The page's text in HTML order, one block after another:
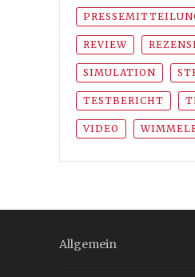
REVIEW
SIMULATION
TESTBERICHT
VIDEO
Allgemein